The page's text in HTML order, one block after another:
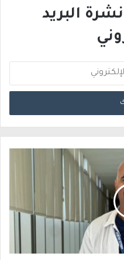
البريد